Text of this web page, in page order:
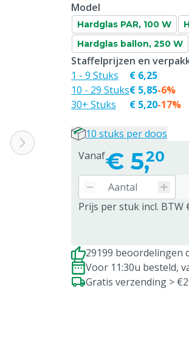
Model
Hardglas PAR, 100 W
Hardglas ballon, 250 W
Vanaf€ 5,20
Prijs per stuk incl. BTW
Staffelprijzen en
1 - 9 Stuks
10 - 29 Stuks
30+ Stuks
€ 6,25
€ 5,85
€ 5,20
-6%
-17%
10 stuks per doos
29199 beoordelingen
Voor 11:30u besteld,
Gratis verzending >